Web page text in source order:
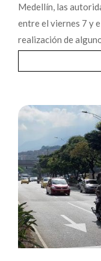
Medellín, las
entre el viernes 7 y
realización de